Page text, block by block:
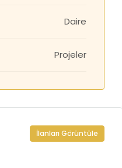
Daire
Projeler
İlanları Görüntüle